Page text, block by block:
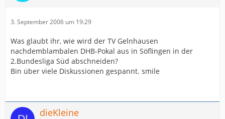
3. September 2006 um 19:29
Was glaubt ihr, wie wird der TV Gelnhausen
nachdemblambalen DHB-Pokal aus in Söflingen in der
2.Bundesliga Süd abschneiden?
Bin über viele Diskussionen gespannt. smile
dieKleine